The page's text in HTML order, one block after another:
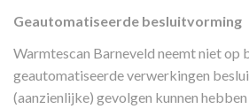
Geautomatiseerde besluitvorming
Warmtescan Barneveld neemt niet op
geautomatiseerde verwerkingen
(aanzienlijke) gevolgen kunnen